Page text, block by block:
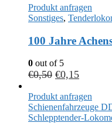
Produkt anfragen
Sonstiges,
100 Jahre
0 out of 5
€0,50 €0,15
Produkt anfragen
Schienenfahrzeuge
Schlepptender-